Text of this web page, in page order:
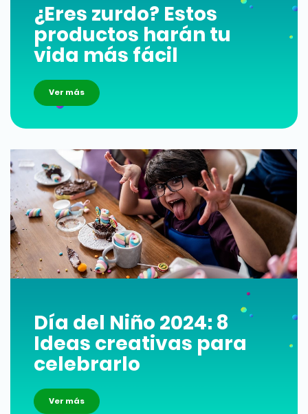
¿Eres zurdo? Estos
productos harán tu
vida más fácil
Ver más
Día del Niño 2024: 8
Ideas creativas para
celebrarlo
Ver más